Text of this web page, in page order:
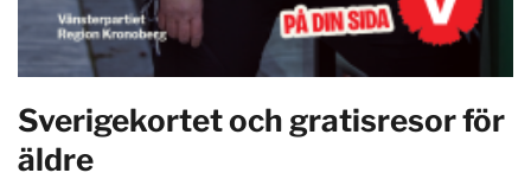
Sverigekortet och gratisresor för
äldre